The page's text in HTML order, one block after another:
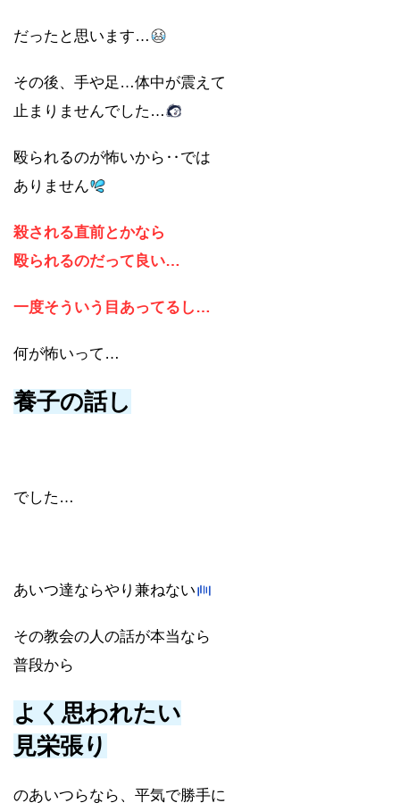
だったと思います…
その後、手や足…体中が震えて
止まりませんでした…
殴られるのが怖いから‥では
ありません
殺される直前とかなら
殴られるのだって良い…
一度そういう目あってるし…
何が怖いって…
養子の話し
でした…
あいつ達ならやり兼ねない
その教会の人の話が本当なら
普段から
よく思われたい
見栄張り
のあいつらなら、平気で勝手に